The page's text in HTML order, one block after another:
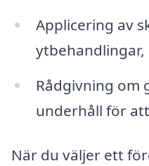
Applicering av
ytbehandlingar,
Rådgivning om
underhåll för
När du väljer ett